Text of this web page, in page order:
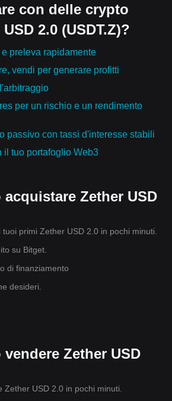
con delle crypto
2.0 (USDT.Z)?
preleva rapidamente
vendi per generare profitti
per un rischio e un rendimento
passivo con tassi d'interesse stabili
il tuo portafoglio Web3
Zether USD
primi Zether USD 2.0 in pochi minuti.
su Bitget.
di finanziamento
desideri.
Zether USD
Zether USD 2.0 in pochi minuti.